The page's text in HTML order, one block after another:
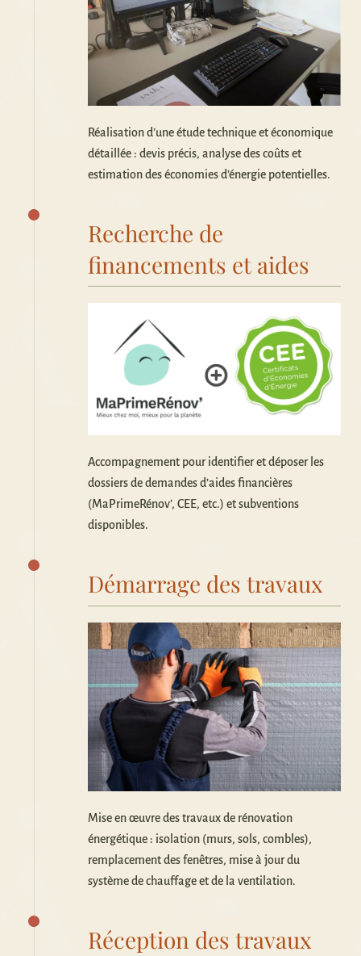
Réalisation d’une étude technique et économique
détaillée : devis précis, analyse des coûts et
estimation des économies d’énergie potentielles.
Recherche de
financements et aides
Accompagnement pour identifier et déposer les
dossiers de demandes d’aides financières
(MaPrimeRénov’, CEE, etc.) et subventions
disponibles.
Démarrage des travaux
Mise en œuvre des travaux de rénovation
énergétique : isolation (murs, sols, combles),
remplacement des fenêtres, mise à jour du
système de chauffage et de la ventilation.
Réception des travaux